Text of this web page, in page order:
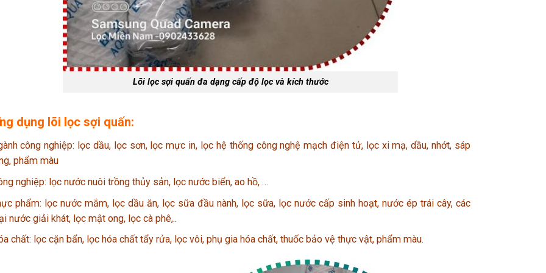
Lõi lọc sợi quấn đa dạng cấp độ lọc và kích thước
dụng lõi lọc sợi quấn:
công nghiệp: lọc dầu, lọc sơn, lọc mực in, lọc hệ thống công nghệ mạch điện tử, lọc xi mạ, dầu, nhớt, sáp
phẩm màu
nghiệp: lọc nước nuôi trồng thủy sản, lọc nước biển, ao hồ, …
phẩm: lọc nước mắm, lọc dầu ăn, lọc sữa đầu nành, lọc sữa, lọc nước cấp sinh hoạt, nước ép trái cây, các
nước giải khát, lọc mật ong, lọc cà phê,..
chất: lọc cặn bẩn, lọc hóa chất tẩy rửa, lọc vôi, phụ gia hóa chất, thuốc bảo vệ thực vật, phẩm màu.